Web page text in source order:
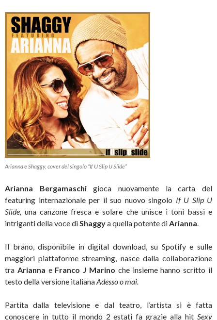
Arianna e Shaggy, cover del singolo “If U Slip U Slide”
Arianna Bergamaschigioca nuovamente la carta del
featuring internazionale per il suo nuovo singolo If U Slip U
Slide,una canzone fresca e solare che unisce i toni bassi e
intriganti della voce di Shaggya quella potente di Arianna
Il brano, disponibile in digital download, su Spotify e sulle
maggiori piattaforme streaming, nasce dalla collaborazione
tra Arianna e Franco J Marino che insieme hanno scritto il
testo della versione italianaAdesso o mai.
Partita dalla televisione e dal teatro, l’artista si è fatta
conoscere in tutto il mondo 2 estati fa grazie alla hit Sexy